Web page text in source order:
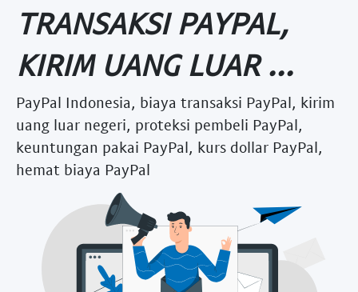
TRANSAKSI PAYPAL,
KIRIM UANG LUAR ...
PayPal Indonesia, biaya transaksi PayPal, kirim
uang luar negeri, proteksi pembeli PayPal,
keuntungan pakai PayPal, kurs dollar PayPal,
hemat biaya PayPal